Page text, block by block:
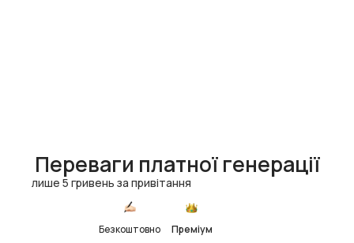
Переваги платної генерації
лише 5 гривень за привітання
Безкоштовно Преміум